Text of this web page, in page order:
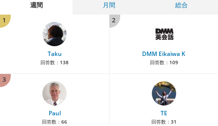
週間 月間
総合
1
Taku
回答数： 138
2
DMM Eikaiwa K
回答数： 109
3
Paul
回答数： 66
TE
回答数： 31